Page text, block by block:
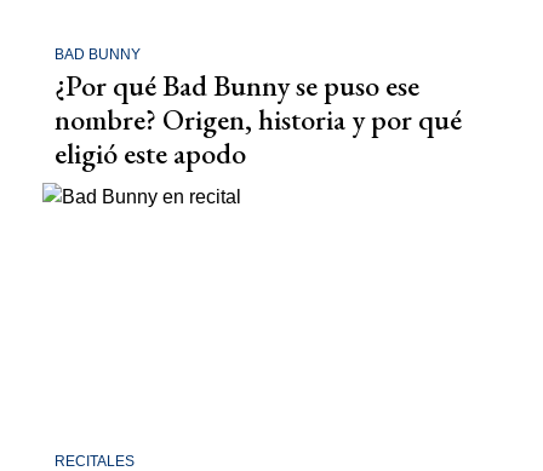
BAD BUNNY
¿Por qué Bad Bunny se puso ese
nombre? Origen, historia y por qué
eligió este apodo
RECITALES